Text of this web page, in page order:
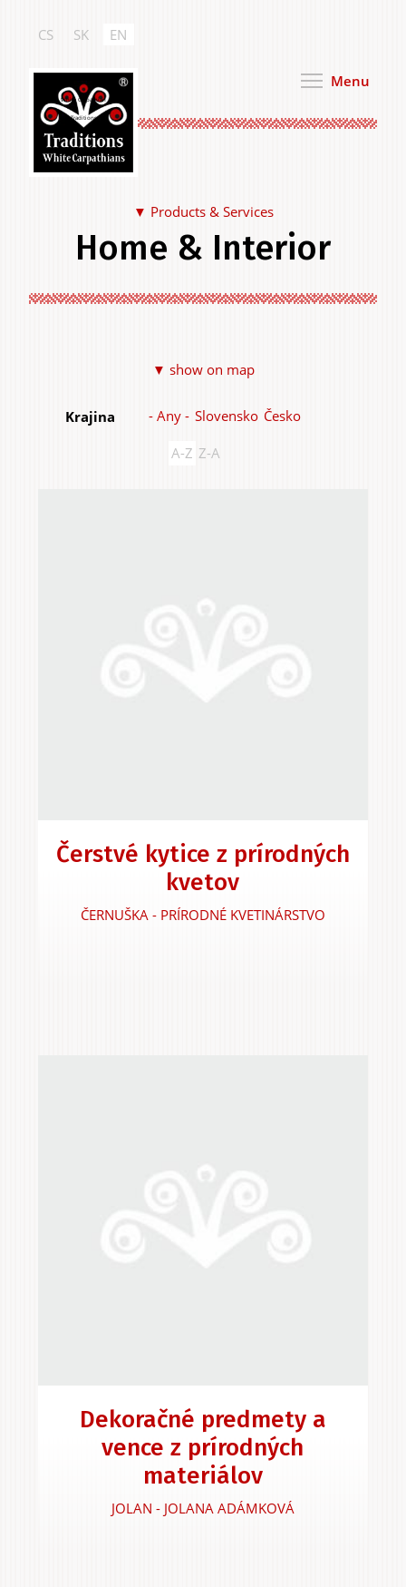
content
White Carpathian
Traditions
Menu
CS SK EN
Products & Services
Items
Experiences &
Agritourism
Home & Interior
▼ show on map
Krajina - Any - Slovensko Česko
A-Z Z-A
Čerstvé kytice z prírodných
kvetov
ČERNUŠKA - PRÍRODNÉ KVETINÁRSTVO
Dekoračné predmety a
vence z prírodných
materiálov
JOLAN - JOLANA ADÁMKOVÁ